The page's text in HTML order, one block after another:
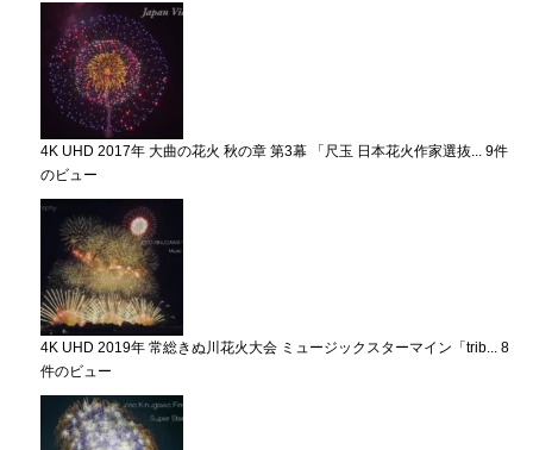
4K UHD 2017年 大曲の花火 秋の章 第3幕 「尺玉 日本花火作家選抜... 9件
のビュー
4K UHD 2019年 常総きぬ川花火大会 ミュージックスターマイン「trib... 8
件のビュー